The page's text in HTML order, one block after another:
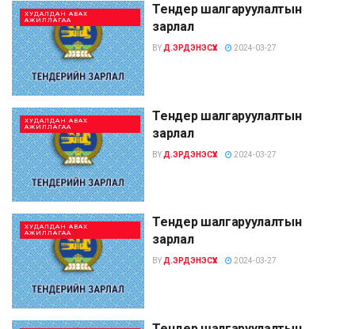
ХУДАЛДАН АВАХ
АЖИЛЛАГАА
Тендер шалгаруулалтын
зарлал
BY Д.ЭРДЭНЭСҮХ 2024-03-27
ХУДАЛДАН АВАХ
АЖИЛЛАГАА
Тендер шалгаруулалтын
зарлал
BY Д.ЭРДЭНЭСҮХ 2024-03-27
ХУДАЛДАН АВАХ
АЖИЛЛАГАА
Тендер шалгаруулалтын
зарлал
BYД.ЭРДЭНЭСҮХ 2024-03-27